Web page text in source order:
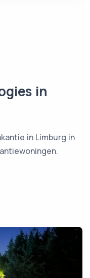
in
in Limburg in